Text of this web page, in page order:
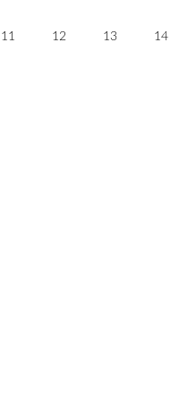
11 12 13 14